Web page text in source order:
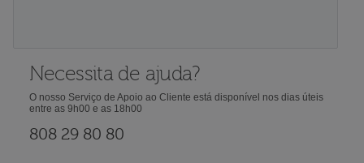
Necessita de ajuda?
O nosso Serviço de Apoio ao Cliente está disponível nos dias úteis
entre as 9h00 e as 18h00
808 29 80 80